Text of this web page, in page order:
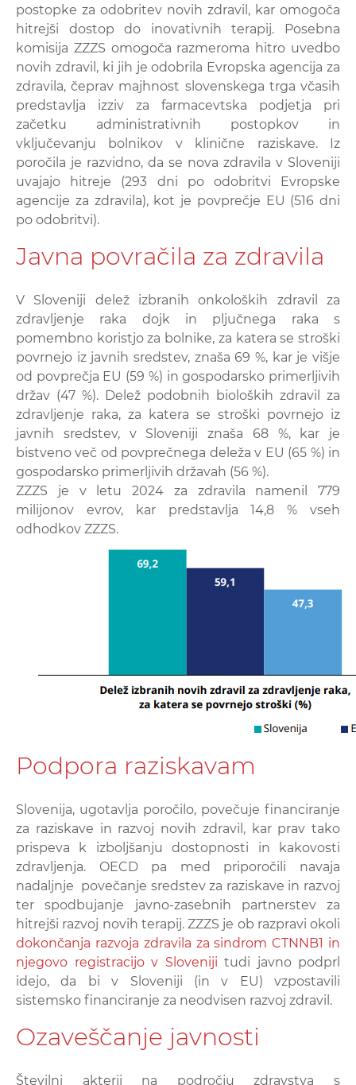
postopke za odobritev novih zdravil, kar omogoča
hitrejši dostop do inovativnih terapij. Posebna
komisija ZZZS omogoča razmeroma hitro uvedbo
novih zdravil, ki jih je odobrila Evropska agencija za
zdravila, čeprav majhnost slovenskega trga včasih
predstavlja izziv za farmacevtska podjetja pri
začetku administrativnih postopkov in
vključevanju bolnikov v klinične raziskave. Iz
poročila je razvidno, da se nova zdravila v Sloveniji
uvajajo hitreje (293 dni po odobritvi Evropske
agencije za zdravila), kot je povprečje EU (516 dni
po odobritvi).
Javna povračila za zdravila
V Sloveniji delež izbranih onkoloških zdravil za
zdravljenje raka dojk in pljučnega raka s
pomembno koristjo za bolnike, za katera se stroški
povrnejo iz javnih sredstev, znaša 69 %, kar je višje
od povprečja EU (59 %) in gospodarsko primerljivih
držav (47 %). Delež podobnih bioloških zdravil za
zdravljenje raka, za katera se stroški povrnejo iz
javnih sredstev, v Sloveniji znaša 68 %, kar je
bistveno več od povprečnega deleža v EU (65 %) in
gospodarsko primerljivih državah (56 %).
ZZZS je v letu 2024 za zdravila namenil 779
milijonov evrov, kar predstavlja 14,8 % vseh
odhodkov ZZZS.
Podpora raziskavam
Slovenija, ugotavlja poročilo, povečuje financiranje
za raziskave in razvoj novih zdravil, kar prav tako
prispeva k izboljšanju dostopnosti in kakovosti
zdravljenja. OECD pa med priporočili navaja
nadaljnje povečanje sredstev za raziskave in razvoj
ter spodbujanje javno-zasebnih partnerstev za
hitrejši razvoj novih terapij. ZZZS je ob razpravi okoli
dokončanja razvoja zdravila za sindrom CTNNB1 in
njegovo registracijo v Sloveniji tudi javno podprl
idejo, da bi v Sloveniji (in v EU) vzpostavili
sistemsko financiranje za neodvisen razvoj zdravil.
Ozaveščanje javnosti
Številni akterji na področju zdravstva s